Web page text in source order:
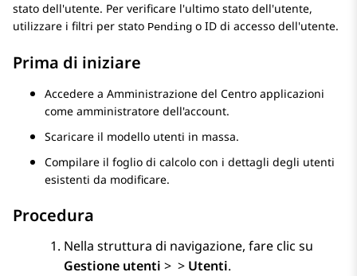
stato dell'utente. Per verificare l'ultimo stato dell'utente,
utilizzare i filtri per stato Pending o ID di accesso dell'utente.
Prima di iniziare
Accedere a Amministrazione del Centro applicazioni
come amministratore dell'account.
Scaricare il modello utenti in massa.
Compilare il foglio di calcolo con i dettagli degli utenti
esistenti da modificare.
Procedura
Nella struttura di navigazione, fare clic su
Gestione utenti > > Utenti.